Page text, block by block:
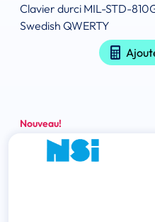
Clavier durci MIL-STD-
Swedish QWERTY
Nouveau!